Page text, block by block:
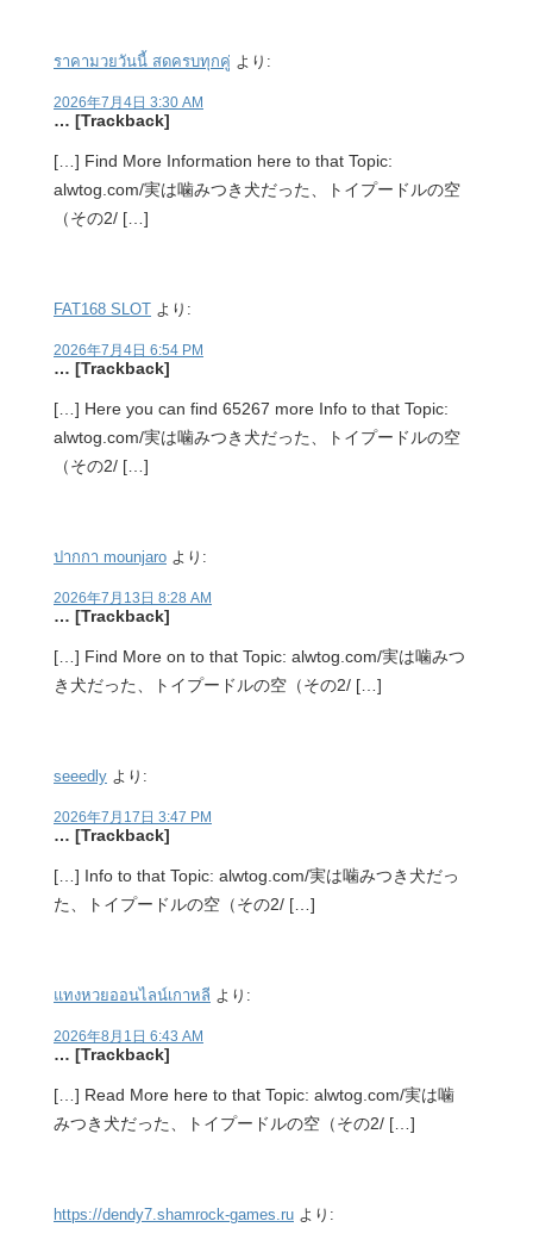
ราคามวยวันนี้ สดครบทุกคู่ より:
2026年7月4日 3:30 AM
… [Trackback]
[…] Find More Information here to that Topic:
alwtog.com/実は噛みつき犬だった、トイプードルの空
（その2/ […]
FAT168 SLOT より:
2026年7月4日 6:54 PM
… [Trackback]
[…] Here you can find 65267 more Info to that Topic:
alwtog.com/実は噛みつき犬だった、トイプードルの空
（その2/ […]
ปากกา mounjaro より:
2026年7月13日 8:28 AM
… [Trackback]
[…] Find More on to that Topic: alwtog.com/実は噛みつ
き犬だった、トイプードルの空（その2/ […]
seeedly より:
2026年7月17日 3:47 PM
… [Trackback]
[…] Info to that Topic: alwtog.com/実は噛みつき犬だっ
た、トイプードルの空（その2/ […]
แทงหวยออนไลน์เกาหลี より:
2026年8月1日 6:43 AM
… [Trackback]
[…] Read More here to that Topic: alwtog.com/実は噛
みつき犬だった、トイプードルの空（その2/ […]
https://dendy7.shamrock-games.ru より: